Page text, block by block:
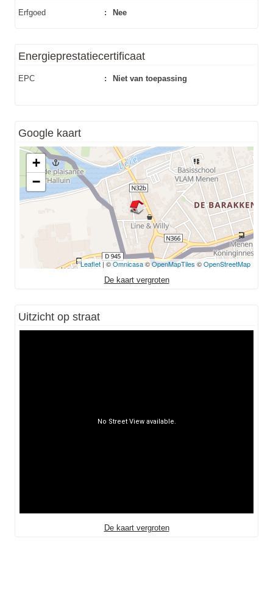
Erfgoed : Nee
Energieprestatiecertificaat
EPC : Niet van toepassing
Google kaart
+
−
Leaflet| ©Omnicasa©OpenMapTiles ©OpenStreetMap
De kaart vergroten
Uitzicht op straat
De kaart vergroten